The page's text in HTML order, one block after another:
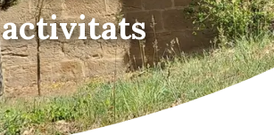
activitats